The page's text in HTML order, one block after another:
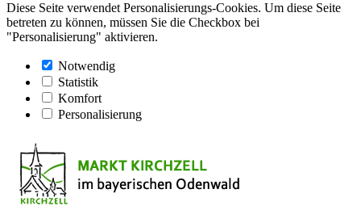
Diese Seite verwendet Personalisierungs-Cookies. Um diese Seite
betreten zu können, müssen Sie die Checkbox bei
"Personalisierung" aktivieren.
Notwendig
Statistik
Komfort
Personalisierung